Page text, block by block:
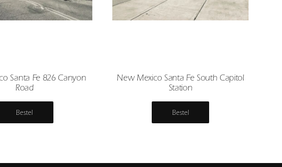
Santa Fe 826 Canyon
Road
Bestel
New Mexico Santa Fe South Capitol
Station
Bestel